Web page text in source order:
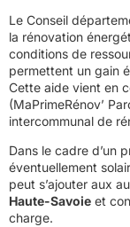
Le Conseil
la rénovation
conditions de
permettent un gain
Cette aide vient en
(MaPrimeRénov’
intercommunal de
Dans le cadre d’un
éventuellement
peut s’ajouter aux
Haute-Savoie et
charge.